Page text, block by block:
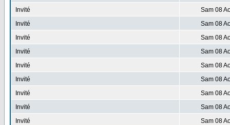
Invité
Sam 08
Invité
Sam 08
Invité
Sam 08
Invité
Sam 08
Invité
Sam 08
Invité
Sam 08
Invité
Sam 08
Invité
Sam 08
Invité
Sam 08